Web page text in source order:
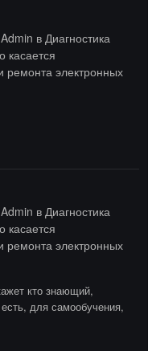
Admin в Диагностика
касается
ремонта электронных
Admin в Диагностика
касается
ремонта электронных
кто знающий,
для самообучения,